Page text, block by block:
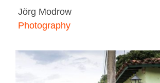
Jörg Modrow
Photography